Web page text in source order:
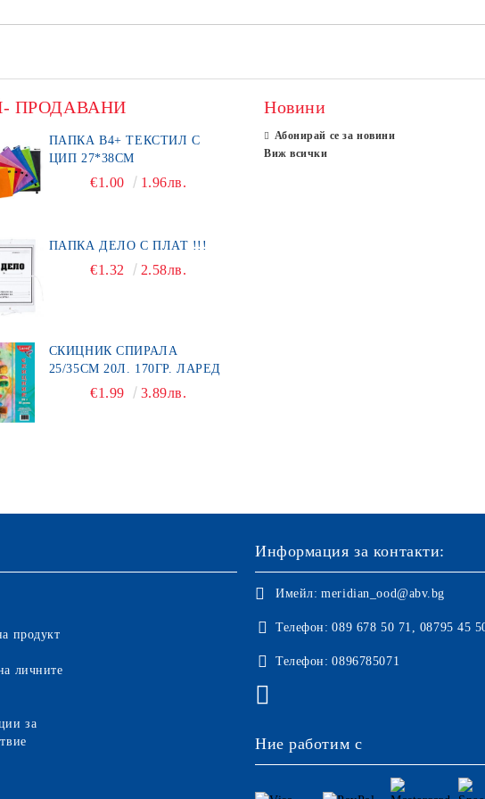
ПРОДАВАНИ
ПАПКА В4+ ТЕКСТИЛ С
ЦИП 27*38СМ
€1.00 1.96лв.
ПАПКА ДЕЛО С ПЛАТ !!!
€1.32 2.58лв.
СКИЦНИК СПИРАЛА
25/35СМ 20Л. 170ГР. ЛАРЕД
€1.99 3.89лв.
Новини
Абонирай се за новини
Виж всички
продукт
личните
за
Информация за контакти:
Имейл: meridian_ood@abv.bg
Телефон: 089 678 50 71, 08795 45
Телефон: 0896785071
Ние работим с